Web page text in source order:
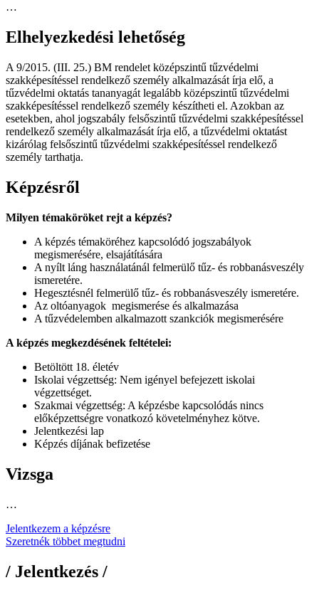
…
Elhelyezkedési lehetőség
A 9/2015. (III. 25.) BM rendelet középszintű tűzvédelmi
szakképesítéssel rendelkező személy alkalmazását írja elő, a
tűzvédelmi oktatás tananyagát legalább középszintű tűzvédelmi
szakképesítéssel rendelkező személy készítheti el. Azokban az
esetekben, ahol jogszabály felsőszintű tűzvédelmi szakképesítéssel
rendelkező személy alkalmazását írja elő, a tűzvédelmi oktatást
kizárólag felsőszintű tűzvédelmi szakképesítéssel rendelkező
személy tarthatja.
Képzésről
Milyen témaköröket rejt a képzés?
A képzés témaköréhez kapcsolódó jogszabályok
megismerésére, elsajátítására
A nyílt láng használatánál felmerülő tűz- és robbanásveszély
ismeretére.
Hegesztésnél felmerülő tűz- és robbanásveszély ismeretére.
Az oltóanyagok megismerése és alkalmazása
A tűzvédelemben alkalmazott szankciók megismerésére
A képzés megkezdésének feltételei:
Betöltött 18. életév
Iskolai végzettség: Nem igényel befejezett iskolai
végzettséget.
Szakmai végzettség: A képzésbe kapcsolódás nincs
előképzettségre vonatkozó követelményhez kötve.
Jelentkezési lap
Képzés díjának befizetése
Vizsga
…
Jelentkezem a képzésre
Szeretnék többet megtudni
/ Jelentkezés /